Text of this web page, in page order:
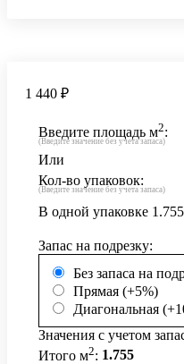
1 440 ₽
Введите площадь м2:
(Введите значение без учета запаса)
Или
Кол-во упаковок:
(Введите значение без учета запаса)
В одной упаковке 1.755
Запас на подрезку:
Без запаса на
Прямая (+5%)
Диагональная
Значения с учетом
Итого м2: 1.755